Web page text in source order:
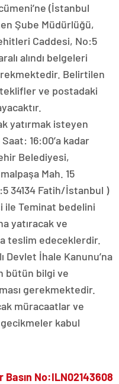
(İstanbul
Şube Müdürlüğü,
Caddesi, No:5
alındı belgeleri
Belirtilen
ve postadaki
yatırmak isteyen
16:00’a kadar
Belediyesi,
Mah. 15
34134 Fatih/İstanbul )
ile Teminat bedelini
yatıracak ve
teslim edeceklerdir.
Devlet İhale Kanunu’na
bütün bilgi ve
gerekmektedir.
müracaatlar ve
kabul
No:ILN02143608